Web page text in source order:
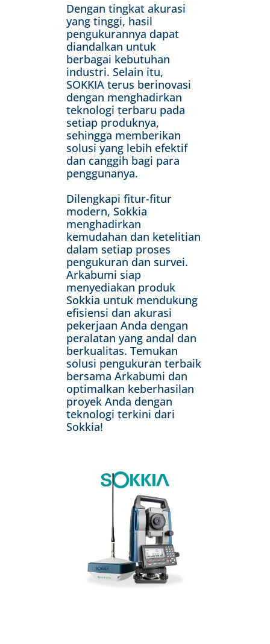
Dengan tingkat akurasi
yang tinggi, hasil
pengukurannya dapat
diandalkan untuk
berbagai kebutuhan
industri. Selain itu,
SOKKIA terus berinovasi
dengan menghadirkan
teknologi terbaru pada
setiap produknya,
sehingga memberikan
solusi yang lebih efektif
dan canggih bagi para
penggunanya.
Dilengkapi fitur-fitur
modern, Sokkia
menghadirkan
kemudahan dan ketelitian
dalam setiap proses
pengukuran dan survei.
Arkabumi siap
menyediakan produk
Sokkia untuk mendukung
efisiensi dan akurasi
pekerjaan Anda dengan
peralatan yang andal dan
berkualitas. Temukan
solusi pengukuran terbaik
bersama Arkabumi dan
optimalkan keberhasilan
proyek Anda dengan
teknologi terkini dari
Sokkia!